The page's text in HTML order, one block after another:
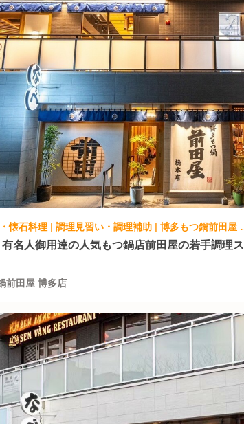
和食, 日本料理・
有名人御用達の人気もつ鍋店前田屋の若手調理ス
前田屋 博多店